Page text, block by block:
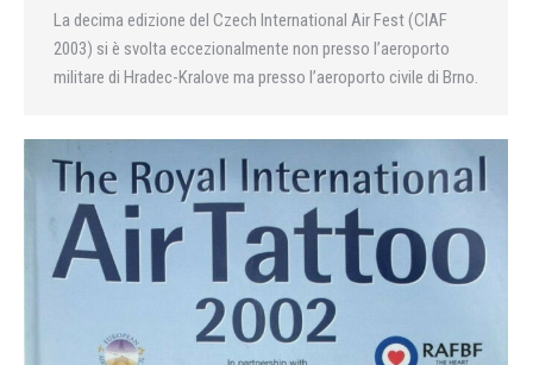
La decima edizione del Czech International Air Fest (CIAF
2003) si è svolta eccezionalmente non presso l’aeroporto
militare di Hradec-Kralove ma presso l’aeroporto civile di Brno.